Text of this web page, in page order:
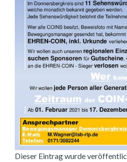
Dieser Eintrag wurde